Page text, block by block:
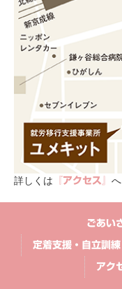
詳しくは 『アクセス』 へ
ごあい
定着支援・自立訓
アク